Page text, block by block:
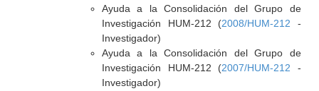
Ayuda a la Consolidación del Grupo de
Investigación HUM-212 (2008/HUM-212 -
Investigador)
Ayuda a la Consolidación del Grupo de
Investigación HUM-212 (2007/HUM-212 -
Investigador)